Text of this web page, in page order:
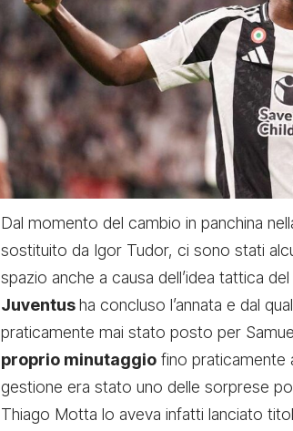
Dal momento del cambio in panchina
sostituito da Igor Tudor, ci sono stati
spazio anche a causa dell’idea tattica
Juventusha concluso l’annata e dal
praticamente mai stato posto per
proprio minutaggio fino praticamente
gestione era stato uno delle sorprese
Thiago Motta lo aveva infatti lanciato